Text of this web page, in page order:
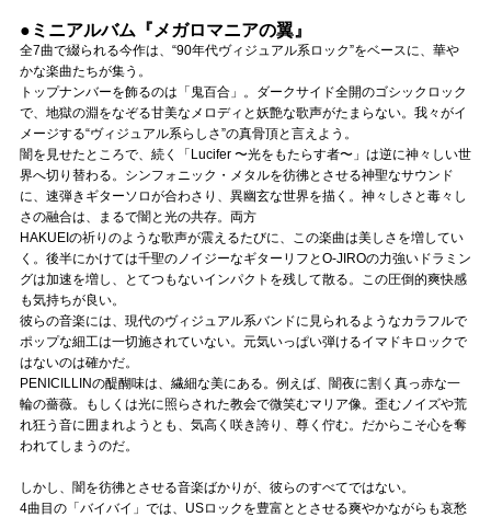
●ミニアルバム『メガロマニアの翼』
全7曲で綴られる今作は、“90年代ヴィジュアル系ロック”をベースに、華や
かな楽曲たちが集う。
トップナンバーを飾るのは「鬼百合」。ダークサイド全開のゴシックロック
で、地獄の淵をなぞる甘美なメロディと妖艶な歌声がたまらない。我々がイ
メージする“ヴィジュアル系らしさ”の真骨頂と言えよう。
闇を見せたところで、続く「Lucifer 〜光をもたらす者〜」は逆に神々しい世
界へ切り替わる。シンフォニック・メタルを彷彿とさせる神聖なサウンド
に、速弾きギターソロが合わさり、異幽玄な世界を描く。神々しさと毒々し
さの融合は、まるで闇と光の共存。両方
HAKUEIの祈りのような歌声が震えるたびに、この楽曲は美しさを増してい
く。後半にかけては千聖のノイジーなギターリフとO-JIROの力強いドラミン
グは加速を増し、とてつもないインパクトを残して散る。この圧倒的爽快感
も気持ちが良い。
彼らの音楽には、現代のヴィジュアル系バンドに見られるようなカラフルで
ポップな細工は一切施されていない。元気いっぱい弾けるイマドキロックで
はないのは確かだ。
PENICILLINの醍醐味は、繊細な美にある。例えば、闇夜に割く真っ赤な一
輪の薔薇。もしくは光に照らされた教会で微笑むマリア像。歪むノイズや荒
れ狂う音に囲まれようとも、気高く咲き誇り、尊く佇む。だからこそ心を奪
われてしまうのだ。
しかし、闇を彷彿とさせる音楽ばかりが、彼らのすべてではない。
4曲目の「バイバイ」では、USロックを豊富ととさせる爽やかながらも哀愁